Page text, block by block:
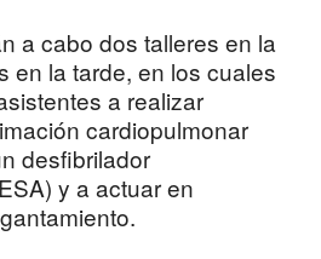
a cabo dos talleres en la
en la tarde, en los cuales
a realizar
cardiopulmonar
desfibrilador
y a actuar en